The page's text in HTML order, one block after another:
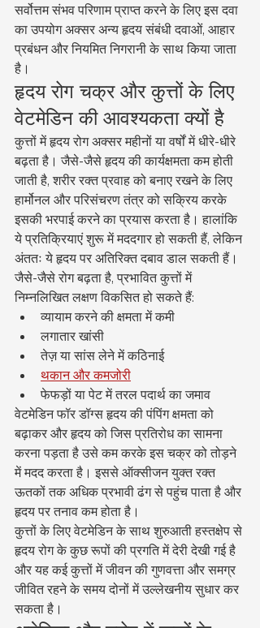
सर्वोत्तम संभव परिणाम प्राप्त करने के लिए इस दवा
का उपयोग अक्सर अन्य हृदय संबंधी दवाओं, आहार
प्रबंधन और नियमित निगरानी के साथ किया जाता
है।
हृदय रोग चक्र और कुत्तों के लिए
वेटमेडिन की आवश्यकता क्यों है
कुत्तों में हृदय रोग अक्सर महीनों या वर्षों में धीरे-धीरे
बढ़ता है। जैसे-जैसे हृदय की कार्यक्षमता कम होती
जाती है, शरीर रक्त प्रवाह को बनाए रखने के लिए
हार्मोनल और परिसंचरण तंत्र को सक्रिय करके
इसकी भरपाई करने का प्रयास करता है। हालांकि
ये प्रतिक्रियाएं शुरू में मददगार हो सकती हैं, लेकिन
अंततः ये हृदय पर अतिरिक्त दबाव डाल सकती हैं।
जैसे-जैसे रोग बढ़ता है, प्रभावित कुत्तों में
निम्नलिखित लक्षण विकसित हो सकते हैं:
व्यायाम करने की क्षमता में कमी
लगातार खांसी
तेज़ या सांस लेने में कठिनाई
थकान और कमजोरी
फेफड़ों या पेट में तरल पदार्थ का जमाव
वेटमेडिन फॉर डॉग्स हृदय की पंपिंग क्षमता को
बढ़ाकर और हृदय को जिस प्रतिरोध का सामना
करना पड़ता है उसे कम करके इस चक्र को तोड़ने
में मदद करता है। इससे ऑक्सीजन युक्त रक्त
ऊतकों तक अधिक प्रभावी ढंग से पहुंच पाता है और
हृदय पर तनाव कम होता है।
कुत्तों के लिए वेटमेडिन के साथ शुरुआती हस्तक्षेप से
हृदय रोग के कुछ रूपों की प्रगति में देरी देखी गई है
और यह कई कुत्तों में जीवन की गुणवत्ता और समग्र
जीवित रहने के समय दोनों में उल्लेखनीय सुधार कर
सकता है।